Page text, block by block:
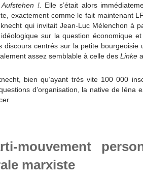
Aufstehen !. Elle s’était alors
exactement comme le fait maintenant
qui invitait Jean-Luc Mélenchon à
sur la question économique
discours centrés sur la petite bourgeoisie
assez semblable à celle desLinke
bien qu’ayant très vite 100 000
d’organisation, la native de
mouvement
marxiste